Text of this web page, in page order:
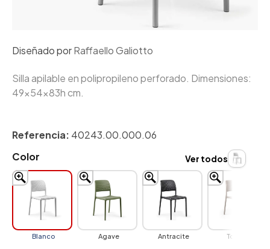
Diseñado porRaffaello Galiotto
Silla apilable en polipropileno perforado. Dimensiones:
49x54x83h cm.
Referencia: 40243.00.000.06
Color
Blanco Agave Antracite Tortora
Ver todos